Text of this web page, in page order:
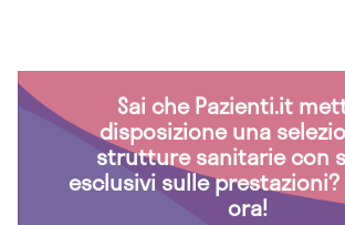
Sai che Pazienti.it
disposizione una
strutture sanitarie con
esclusivi sulle
ora!